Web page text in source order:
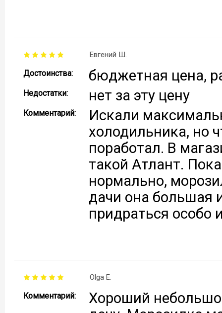
Евгений Ш.
Достоинства: бюджетная цена,
Недостатки: нет за эту цену
Комментарий:
Искали
холодильника, но
поработал. В
такой Атлант.
нормально,
дачи она большая
придраться особо
Olga E.
Комментарий:
Хороший